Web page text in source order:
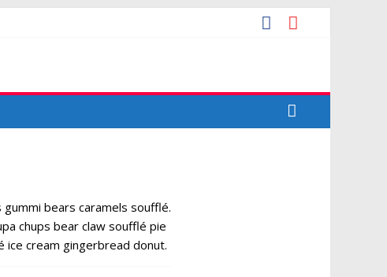
bears caramels soufflé.
chups bear claw soufflé pie
ice cream gingerbread donut.